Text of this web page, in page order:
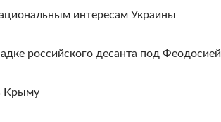
интересам Украины
российского десанта под Феодосией
Крыму